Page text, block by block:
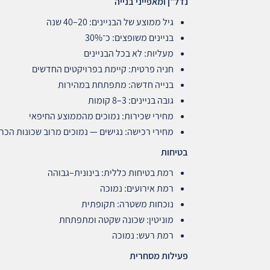
גיל ממוצע של הבניינים: 20–40 שנה
בניינים משופצים: כ־30%
מעליות: לא בכל הבניינים
חניה פרטית: קיימת בפרויקטים החדשים
בנייה חדשה: מתפתחת במהירות
גובה בניינים: 3–8 קומות
מחירי שכירות: נמוכים מהממוצע החיפאי
מחירי רכישה: נגישים — נמוכים מרוב שכונות
בטיחות
רמת בטיחות כללית: בינונית–גבוהה
רמת אירועים: נמוכה
נוכחות משטרה: תקופתית
מוניטין: שכונה שקטה ומתפתחת
רמת רעש: נמוכה
פעילות מסחרית